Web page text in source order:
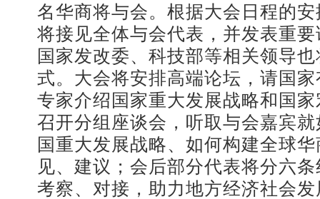
名华商将与会。根据大会日程的
将接见全体与会代表，并发表重
国家发改委、科技部等相关领导
式。大会将安排高端论坛，请国
专家介绍国家重大发展战略和国
召开分组座谈会，听取与会嘉宾
国重大发展战略、如何构建全球
见、建议；会后部分代表将分六
考察、对接，助力地方经济社会